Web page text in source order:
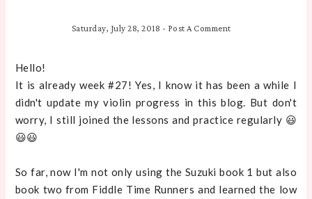
Saturday, July 28, 2018 - Post A Comment
Hello!
It is already week #27! Yes, I know it has been a while I
didn't update my violin progress in this blog. But don't
worry, I still joined the lessons and practice regularly 😃
😃😃
So far, now I'm not only using the Suzuki book 1 but also
book two from Fiddle Time Runners and learned the low